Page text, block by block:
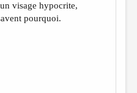
visage hypocrite,
pourquoi.